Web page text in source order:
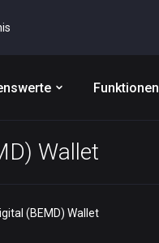
Funktionen
Wallet
(BEMD) Wallet